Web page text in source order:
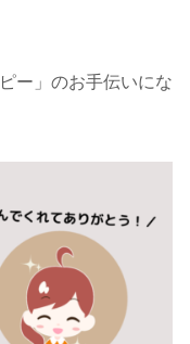
ー」のお手伝いにな